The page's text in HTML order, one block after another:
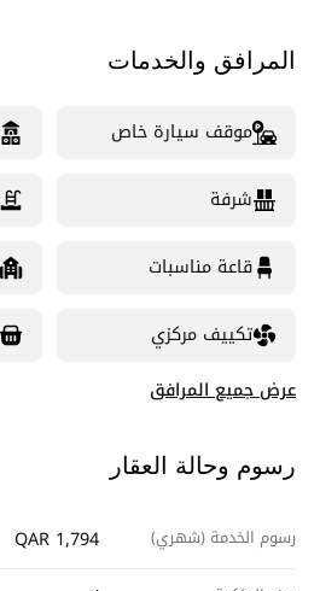
المرافق والخدمات
موقف سيارة خاص
شرفة
قاعة مناسبات
تكييف مركزي
عرض جميع المرافق
رسوم وحالة العقار
رسوم الخدمة (شهري) QAR 1,794